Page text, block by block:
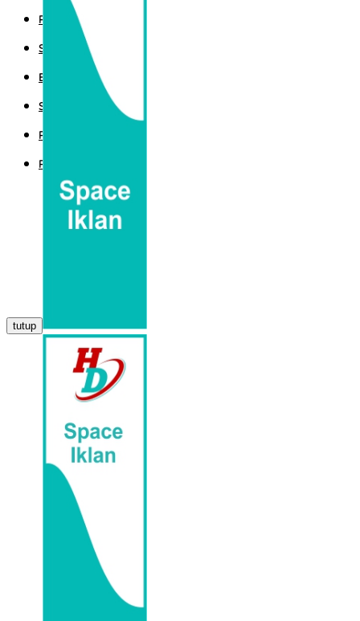
POLITIK
SPORT
EKBIS
SAINTEK
PEMERINTAHAN
PARLEMEN
tutup